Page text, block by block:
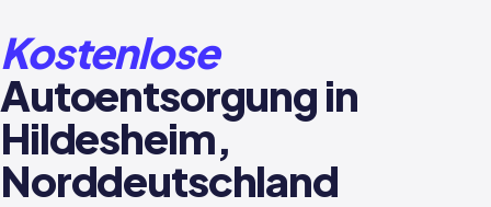
Kostenlose
Autoentsorgung in
Hildesheim,
Norddeutschland